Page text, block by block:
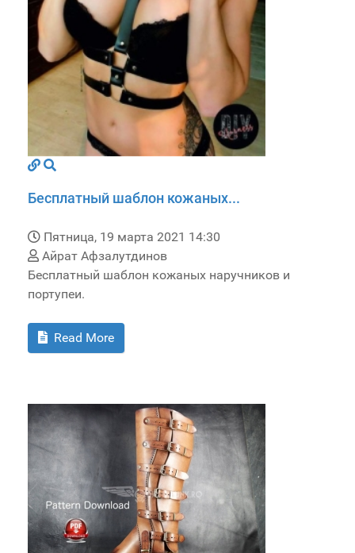
Бесплатный шаблон кожаных...
Пятница, 19 марта 2021 14:30
Айрат Афзалутдинов
Бесплатный шаблон кожаных наручников и
портупеи.
Read More